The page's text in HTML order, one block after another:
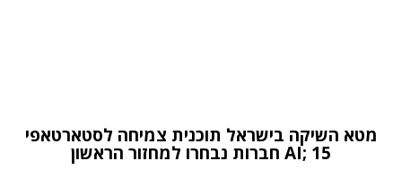
מטא השיקה בישראל תוכנית צמיחה לסטארטאפי
AI; 15 חברות נבחרו למחזור הראשון